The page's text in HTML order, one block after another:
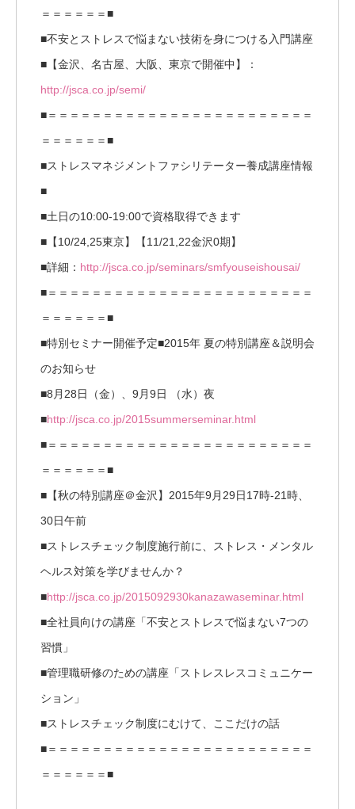
＝＝＝＝＝＝■
■不安とストレスで悩まない技術を身につける入門講座
■【金沢、名古屋、大阪、東京で開催中】：
http://jsca.co.jp/semi/
■＝＝＝＝＝＝＝＝＝＝＝＝＝＝＝＝＝＝＝＝＝＝＝＝
＝＝＝＝＝＝■
■ストレスマネジメントファシリテーター養成講座情報
■
■土日の10:00-19:00で資格取得できます
■【10/24,25東京】【11/21,22金沢0期】
■詳細： http://jsca.co.jp/seminars/smfyouseishousai/
■＝＝＝＝＝＝＝＝＝＝＝＝＝＝＝＝＝＝＝＝＝＝＝＝
＝＝＝＝＝＝■
■特別セミナー開催予定■2015年 夏の特別講座＆説明会
のお知らせ
■8月28日（金）、9月9日 （水）夜
■http://jsca.co.jp/2015summerseminar.html
■＝＝＝＝＝＝＝＝＝＝＝＝＝＝＝＝＝＝＝＝＝＝＝＝
＝＝＝＝＝＝■
■【秋の特別講座＠金沢】2015年9月29日17時-21時、
30日午前
■ストレスチェック制度施行前に、ストレス・メンタル
ヘルス対策を学びませんか？
■http://jsca.co.jp/2015092930kanazawaseminar.html
■全社員向けの講座「不安とストレスで悩まない7つの
習慣」
■管理職研修のための講座「ストレスレスコミュニケー
ション」
■ストレスチェック制度にむけて、ここだけの話
■＝＝＝＝＝＝＝＝＝＝＝＝＝＝＝＝＝＝＝＝＝＝＝＝
＝＝＝＝＝＝■